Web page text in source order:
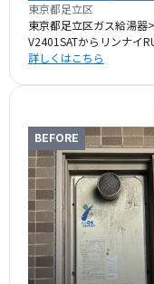
東京都足立区
東京都足立区ガス給湯器
V2401SATからリンナイ
詳しくはこちら
BEFORE